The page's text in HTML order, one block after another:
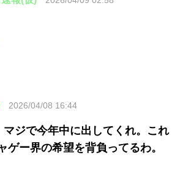
2026/04/08 16:44
マジで今年中に出してくれ。これ
ゲー界の希望を背負ってるわ。